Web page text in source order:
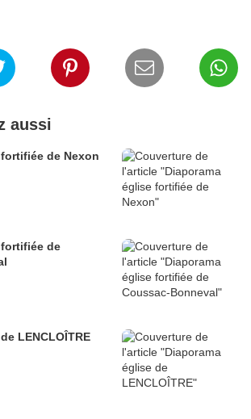
aussi
de Nexon
de
LENCLOÎTRE